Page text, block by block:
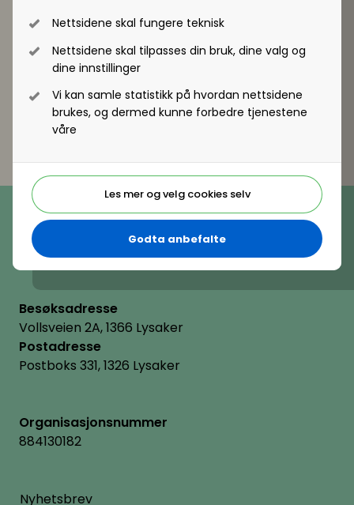
Nettsidene skal fungere teknisk
Nettsidene skal tilpasses din bruk, dine valg og
dine innstillinger
Vi kan samle statistikk på hvordan nettsidene
brukes, og dermed kunne forbedre tjenestene
våre
Les mer og velg cookies selv
Godta anbefalte
Nettside
http://www.icfnorge.no/
Telefon
(+47) 22 11 11 22
E-post
hrnorge@hrnorge.no
Besøksadresse
Vollsveien 2A, 1366 Lysaker
Postadresse
Postboks 331, 1326 Lysaker
Organisasjonsnummer
884130182
Nyhetsbrev